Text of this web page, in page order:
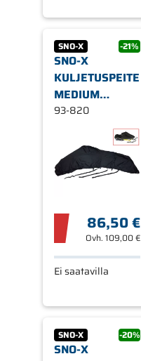
SNO-X -21%
SNO-X
KULJETUSPEITE
MEDIUM
280CM
93-820
86,50 €
Ovh. 109,00 €
Ei saatavilla
SNO-X -20%
SNO-X